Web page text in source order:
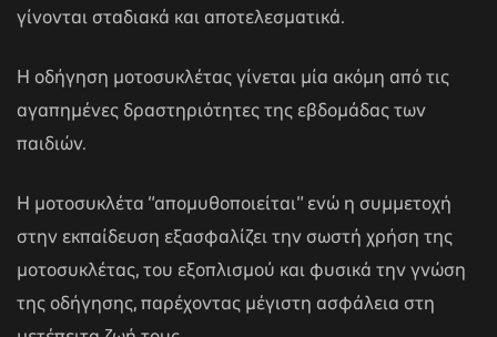
γίνονται σταδιακά και αποτελεσματικά.
Η οδήγηση μοτοσυκλέτας γίνεται μία ακόμη από τις
αγαπημένες δραστηριότητες της εβδομάδας των
παιδιών.
Η μοτοσυκλέτα “απομυθοποιείται” ενώ η συμμετοχή
στην εκπαίδευση εξασφαλίζει την σωστή χρήση της
μοτοσυκλέτας, του εξοπλισμού και φυσικά την γνώση
της οδήγησης, παρέχοντας μέγιστη ασφάλεια στη